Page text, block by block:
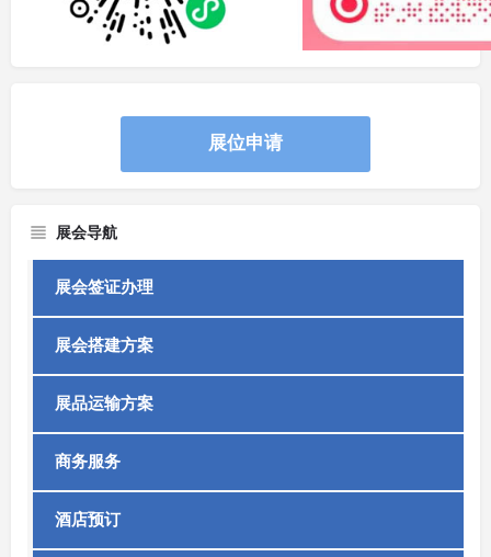
展位申请
展会导航
展会签证办理
展会搭建方案
展品运输方案
商务服务
酒店预订